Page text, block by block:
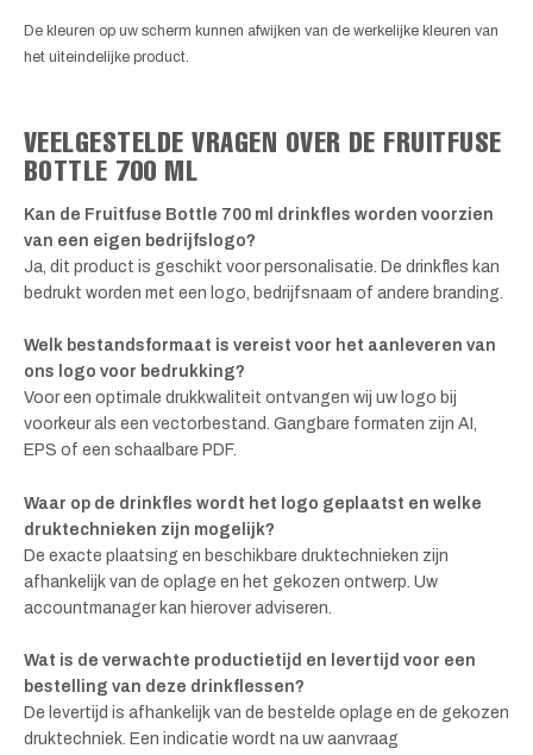
De kleuren op uw scherm kunnen afwijken van de werkelijke kleuren van
het uiteindelijke product.
VEELGESTELDE VRAGEN OVER DE FRUITFUSE
BOTTLE 700 ML
Kan de Fruitfuse Bottle 700 ml drinkfles worden voorzien
van een eigen bedrijfslogo?
Ja, dit product is geschikt voor personalisatie. De drinkfles kan
bedrukt worden met een logo, bedrijfsnaam of andere branding.
Welk bestandsformaat is vereist voor het aanleveren van
ons logo voor bedrukking?
Voor een optimale drukkwaliteit ontvangen wij uw logo bij
voorkeur als een vectorbestand. Gangbare formaten zijn AI,
EPS of een schaalbare PDF.
Waar op de drinkfles wordt het logo geplaatst en welke
druktechnieken zijn mogelijk?
De exacte plaatsing en beschikbare druktechnieken zijn
afhankelijk van de oplage en het gekozen ontwerp. Uw
accountmanager kan hierover adviseren.
Wat is de verwachte productietijd en levertijd voor een
bestelling van deze drinkflessen?
De levertijd is afhankelijk van de bestelde oplage en de gekozen
druktechniek. Een indicatie wordt na uw aanvraag